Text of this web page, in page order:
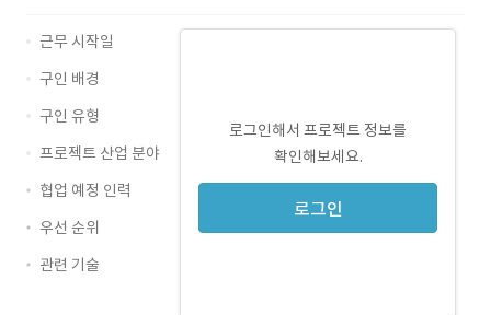
로그인해서 프로젝트 정보를
확인해보세요.
로그인
근무 시작일
구인 배경
구인 유형
프로젝트 산업 분야
협업 예정 인력
우선 순위
관련 기술